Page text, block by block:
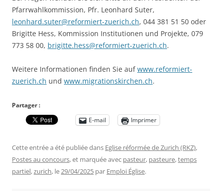
Pfarrwahlkommission, Pfr. Leonhard Suter,
leonhard.suter@reformiert-zuerich.ch, 044 381 51 50 oder
Brigitte Hess, Kommission Institutionen und Projekte, 079
773 58 00, brigitte.hess@reformiert-zuerich.ch.
Weitere Informationen finden Sie aufwww.reformiert-
zuerich.ch und www.migrationskirchen.ch.
Partager :
E-mail
Imprimer
Cette entrée a été publiée dans Eglise réformée de Zurich (RKZ),
Postes au concours, et marquée avec pasteur, pasteure,temps
partiel,zurich, le29/04/2025 par Emploi Église.